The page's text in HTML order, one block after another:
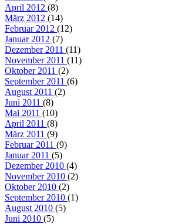
April 2012 (8)
März 2012 (14)
Februar 2012 (12)
Januar 2012 (7)
Dezember 2011 (11)
November 2011 (11)
Oktober 2011 (2)
September 2011 (6)
August 2011 (2)
Juni 2011 (8)
Mai 2011 (10)
April 2011 (8)
März 2011 (9)
Februar 2011 (9)
Januar 2011 (5)
Dezember 2010 (4)
November 2010 (2)
Oktober 2010 (2)
September 2010 (1)
August 2010 (5)
Juni 2010 (5)